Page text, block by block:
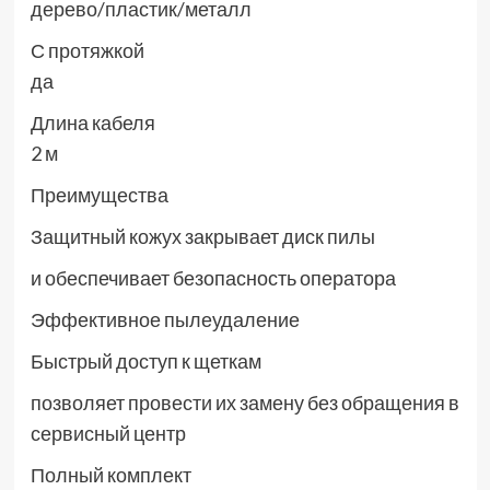
дерево/пластик/металл
С протяжкой
да
Длина кабеля
2 м
Преимущества
Защитный кожух закрывает диск пилы
и обеспечивает безопасность оператора
Эффективное пылеудаление
Быстрый доступ к щеткам
позволяет провести их замену без обращения в
сервисный центр
Полный комплект